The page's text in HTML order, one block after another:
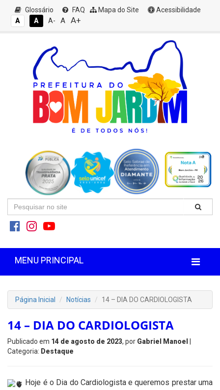
Glossário FAQ Mapa do Site
Acessibilidade
A
A A- A A+
MENU PRINCIPAL
Página Inicial Notícias 14 – DIA DO CARDIOLOGISTA
14 – DIA DO CARDIOLOGISTA
Publicado em 14 de agosto de 2023, por Gabriel Manoel
Categoria: Destaque
Hoje é o Dia do Cardiologista e queremos prestar uma